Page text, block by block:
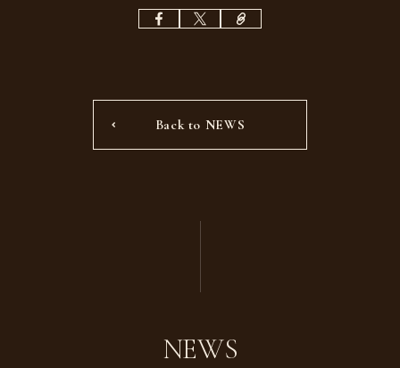
Back to NEWS
NEWS